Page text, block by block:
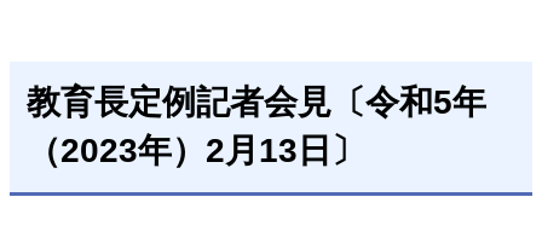
教育長定例記者会見〔令和5年
（2023年）2月13日〕